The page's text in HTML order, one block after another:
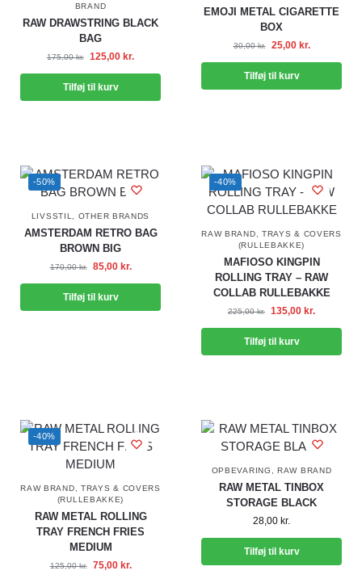
BRAND
RAW DRAWSTRING BLACK
BAG
175,00kr. 125,00 kr.
Tilføj til kurv
EMOJI METAL CIGARETTE
BOX
30,00kr. 25,00 kr.
Tilføj til kurv
-50%
LIVSSTIL OTHER BRANDS
AMSTERDAM RETRO BAG
BROWN BIG
170,00kr. 85,00 kr.
Tilføj til kurv
-40%
RAW BRAND
TRAYS & COVERS
(RULLEBAKKE)
MAFIOSO KINGPIN
ROLLING TRAY – RAW
COLLAB RULLEBAKKE
225,00kr. 135,00 kr.
Tilføj til kurv
-40%
RAW BRAND
TRAYS & COVERS
(RULLEBAKKE)
RAW METAL ROLLING
TRAY FRENCH FRIES
MEDIUM
125,00kr. 75,00 kr.
OPBEVARING ,RAW BRAND
RAW METAL TINBOX
STORAGE BLACK
28,00 kr.
Tilføj til kurv